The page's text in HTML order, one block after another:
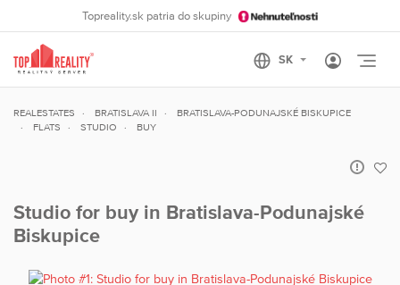
Topreality.sk patria do skupiny
REALESTATES BRATISLAVA II
BRATISLAVA-PODUNAJSKÉ BISKUPICE
FLATS
STUDIO BUY
Studio for buy in Bratislava-Podunajské
Biskupice